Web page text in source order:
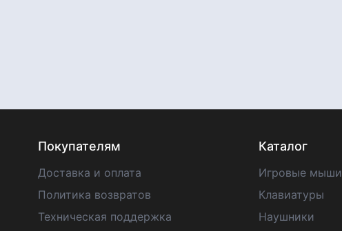
Покупателям
Доставка и оплата
Политика возвратов
Техническая поддержка
Каталог
Игровые мыши
Клавиатуры
Наушники